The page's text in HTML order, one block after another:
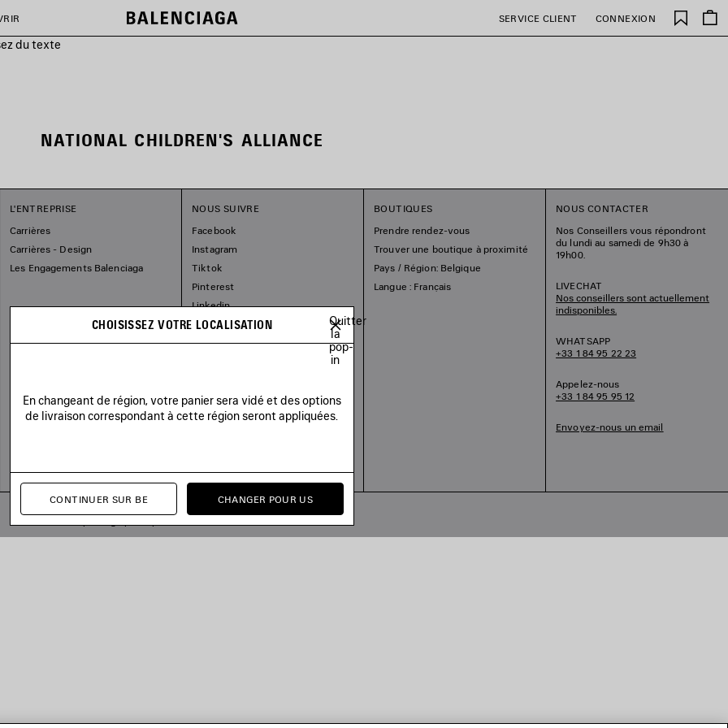
SERVICE CLIENT CONNEXION
du texte
NATIONAL CHILDREN'S ALLIANCE
L'ENTREPRISE
Carrières
Carrières - Design
Les Engagements Balenciaga
NOUS SUIVRE
Facebook
Instagram
Tiktok
Pinterest
Linkedin
Substack
BOUTIQUES
Prendre rendez-vous
Trouver une boutique à proximité
Pays / Région: Belgique
Langue : Français
NOUS CONTACTER
Nos Conseillers vous répondront
du lundi au samedi de 9h30 à
19h00.
LIVECHAT
Nos conseillers sont actuellement
indisponibles.
WHATSAPP
+33 1 84 95 22 23
Appelez-nous
+33 1 84 95 95 12
Envoyez-nous un email
© 2026 Balenciaga
CHOISISSEZ VOTRE LOCALISATION
Quitter
la
pop-
in
En changeant de région, votre panier sera vidé et des options
de livraison correspondant à cette région seront appliquées.
CONTINUER SUR BE CHANGER POUR US